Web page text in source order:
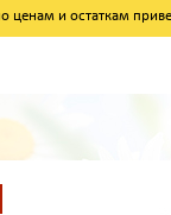
и остаткам